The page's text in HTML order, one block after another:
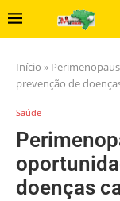
Início »
prevenção de
Saúde
doenças